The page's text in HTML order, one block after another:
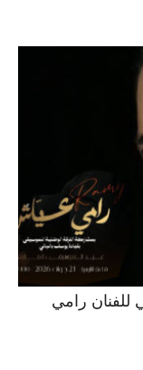
للفنان رامي